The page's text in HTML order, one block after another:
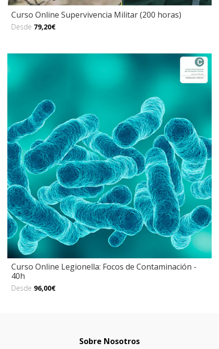
Curso Online Supervivencia Militar (200 horas)
Desde 79,20€
Curso Online Legionella: Focos de Contaminación -
40h
Desde 96,00€
Sobre Nosotros